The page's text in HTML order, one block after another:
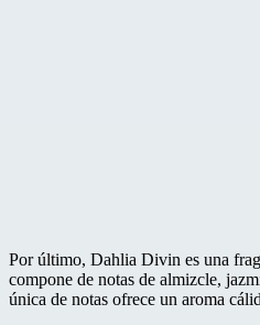
Por último, Dahlia Divin es una
compone de notas de almizcle,
única de notas ofrece un aroma